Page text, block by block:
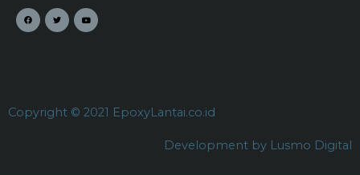
Copyright © 2021 EpoxyLantai.co.id
Development by Lusmo Digital